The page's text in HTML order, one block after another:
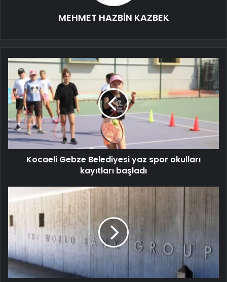
MEHMET HAZBİN KAZBEK
Kocaeli Gebze Belediyesi yaz spor okulları
kayıtları başladı